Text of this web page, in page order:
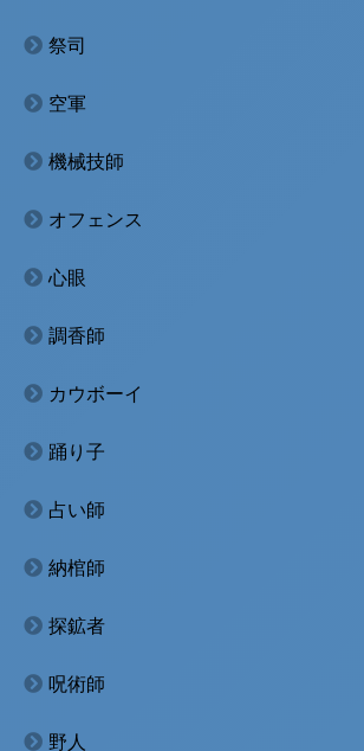
祭司
空軍
機械技師
オフェンス
心眼
調香師
カウボーイ
踊り子
占い師
納棺師
探鉱者
呪術師
野人